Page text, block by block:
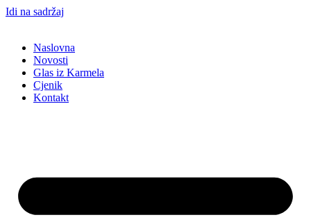
Idi na sadržaj
Naslovna
Novosti
Glas iz Karmela
Cjenik
Kontakt